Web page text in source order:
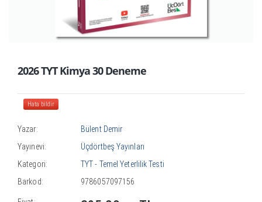
2026 TYT Kimya 30 Deneme
Hata bildir
Yazar:
Bülent Demir
Yayınevi:
Üçdörtbeş Yayınları
Kategori:
TYT - Temel Yeterlilik Testi
Barkod:
9786057097156